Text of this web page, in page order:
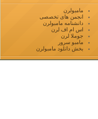
مامبولرن
انجمن های تخصصی
دانشنامه مامبولرن
اس ام اف لرن
جوملا لرن
مامبو سرور
بخش دانلود مامبولرن